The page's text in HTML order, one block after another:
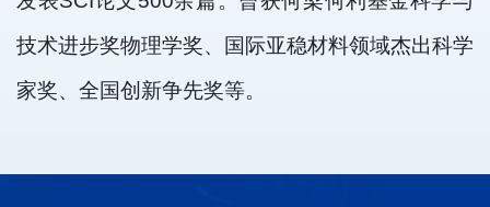
技术进步奖物理学奖、国际亚稳材料领域杰出科学
家奖、全国创新争先奖等。